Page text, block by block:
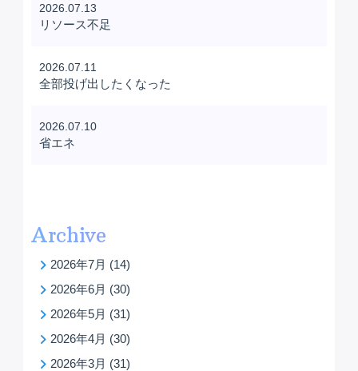
2026.07.13
リソース不足
2026.07.11
全部投げ出したくなった
2026.07.10
省エネ
Archive
2026年7月 (14)
2026年6月 (30)
2026年5月 (31)
2026年4月 (30)
2026年3月 (31)